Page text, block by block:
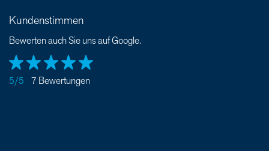
Kundenstimmen
Bewerten auch Sie uns auf Google.
5/5 7 Bewertungen